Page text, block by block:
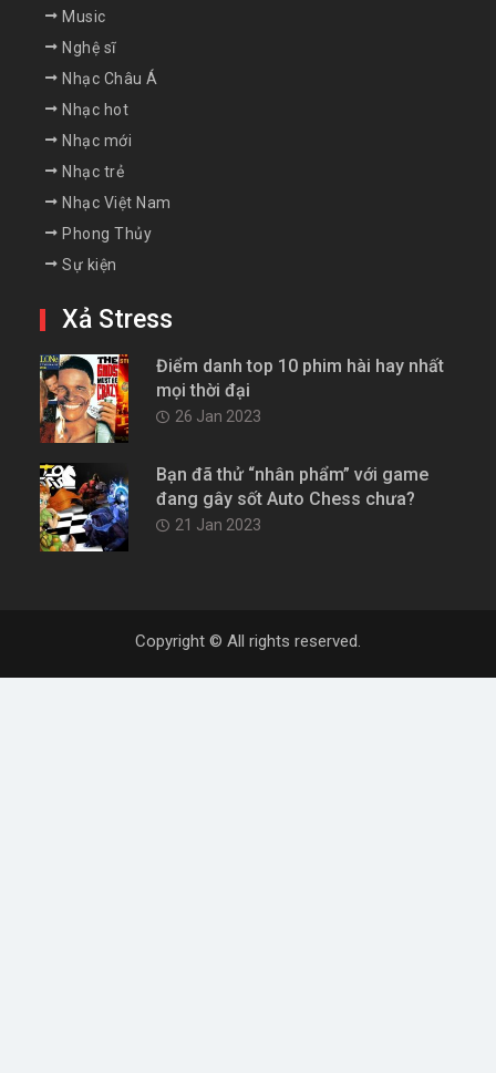
Music
Nghệ sĩ
Nhạc Châu Á
Nhạc hot
Nhạc mới
Nhạc trẻ
Nhạc Việt Nam
Phong Thủy
Sự kiện
Xả Stress
Điểm danh top 10 phim hài hay nhất
mọi thời đại
26 Jan 2023
Bạn đã thử “nhân phẩm” với game
đang gây sốt Auto Chess chưa?
21 Jan 2023
Copyright © All rights reserved.